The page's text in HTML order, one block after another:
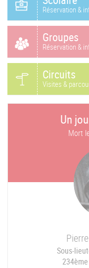
Réservation &
Groupes
Réservation &
Circuits
Visites &
Un
Mort
Sous-